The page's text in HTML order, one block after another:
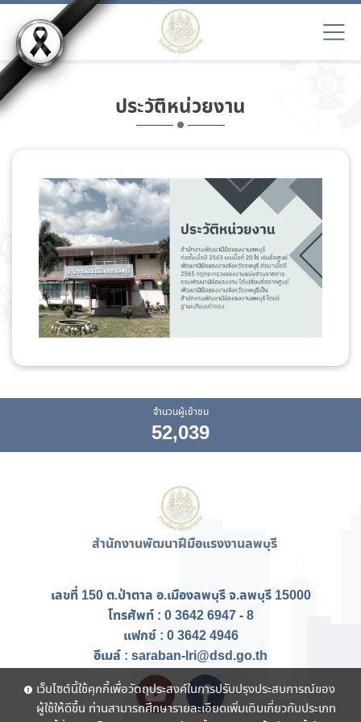
ประวัติหน่วยงาน
จำนวนผู้เข้าชม
52,039
สำนักงานพัฒนาฝีมือแรงงานลพบุรี
เลขที่ 150 ต.ป่าตาล อ.เมืองลพบุรี จ.ลพบุรี 15000
โทรศัพท์ : 0 3642 6947 - 8
แฟกซ์ : 0 3642 4946
อีเมล์ : saraban-lri@dsd.go.th
เว็บไซต์นี้ใช้คุกกี้เพื่อวัตถุประสงค์ในการปรับปรุงประสบการณ์ของ
ผู้ใช้ให้ดีขึ้น ท่านสามารถศึกษารายละเอียดเพิ่มเติมเกี่ยวกับประเภท